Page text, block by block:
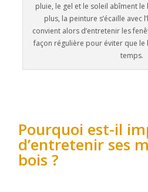
pluie, le gel et le soleil abîment
plus, la peinture s’écaille avec
convient alors d’entretenir les
façon régulière pour éviter que le
temps.
Pourquoi est-il
d’entretenir ses
bois ?